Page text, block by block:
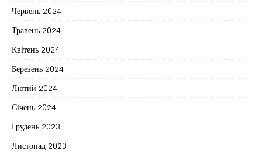
Червень 2024
Травень 2024
Квітень 2024
Березень 2024
Лютий 2024
Січень 2024
Грудень 2023
Листопад 2023